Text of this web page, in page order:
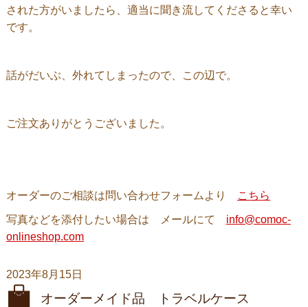
された方がいましたら、適当に聞き流してくださると幸い
です。
話がだいぶ、外れてしまったので、この辺で。
ご注文ありがとうございました。
オーダーのご相談は問い合わせフォームより こちら
写真などを添付したい場合は メールにて info@comoc-
onlineshop.com
2023年8月15日
オーダーメイド品 トラベルケース